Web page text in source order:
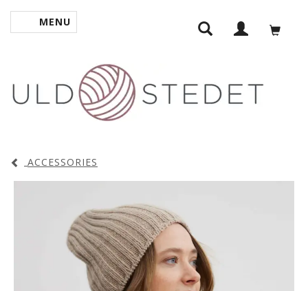
SKIFTE NAVIGATION
MENU
ACCESSORIES